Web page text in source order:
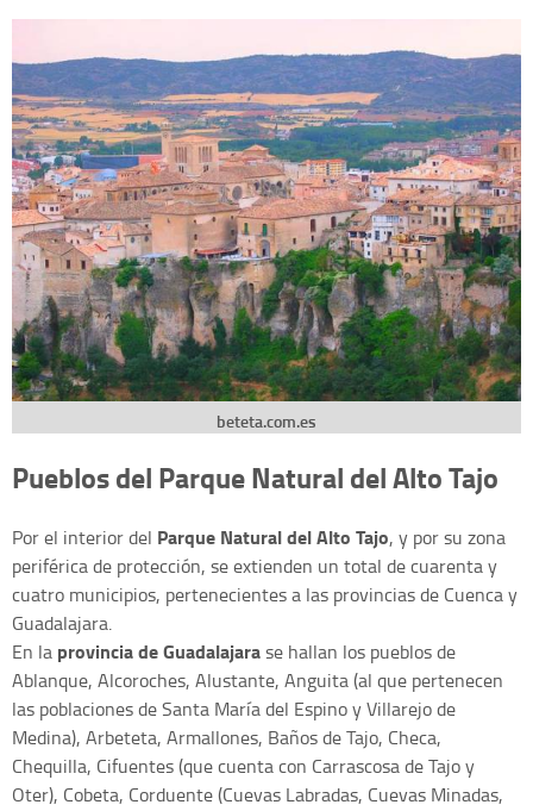
beteta.com.es
Pueblos del Parque Natural del Alto Tajo
Por el interior del Parque Natural del Alto Tajo, y por su zona
periférica de protección, se extienden un total de cuarenta y
cuatro municipios, pertenecientes a las provincias de Cuenca y
Guadalajara.
En la provincia de Guadalajarase hallan los pueblos de
Ablanque, Alcoroches, Alustante, Anguita (al que pertenecen
las poblaciones de Santa María del Espino y Villarejo de
Medina), Arbeteta, Armallones, Baños de Tajo, Checa,
Chequilla, Cifuentes (que cuenta con Carrascosa de Tajo y
Oter), Cobeta, Corduente (Cuevas Labradas, Cuevas Minadas,